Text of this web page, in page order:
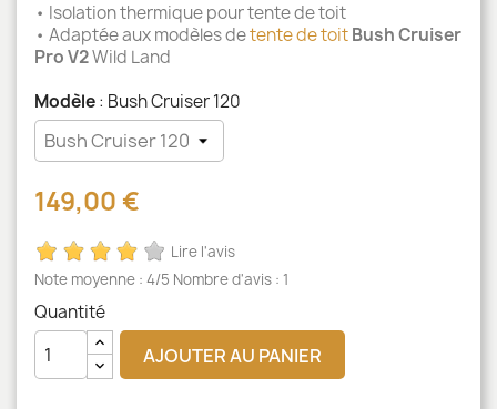
• Isolation thermique pour tente de toit
• Adaptée aux modèles detente de toitBush Cruiser
Pro V2Wild Land
Modèle: Bush Cruiser 120
149,00 €
Lire l'avis
Note moyenne : 4/5 Nombre d'avis : 1
Quantité
AJOUTER AU PANIER